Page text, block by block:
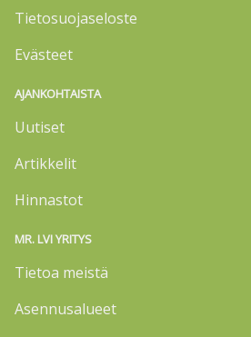
Tietosuojaseloste
Evästeet
AJANKOHTAISTA
Uutiset
Artikkelit
Hinnastot
MR. LVI YRITYS
Tietoa meistä
Asennusalueet